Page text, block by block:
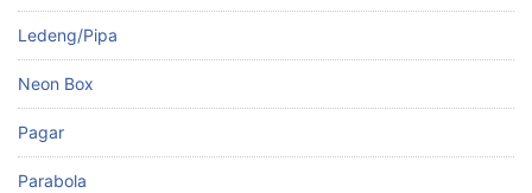
Ledeng/Pipa
Neon Box
Pagar
Parabola